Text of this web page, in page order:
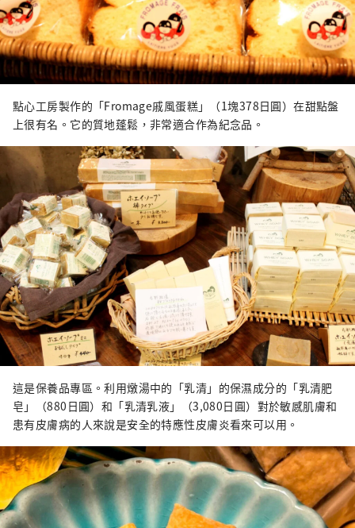
點心工房製作的「Fromage戚風蛋糕」（1塊378日圓）在甜點盤
上很有名。它的質地蓬鬆，非常適合作為紀念品。
這是保養品專區。利用燉湯中的「乳清」的保濕成分的「乳清肥
皂」（880日圓）和「乳清乳液」（3,080日圓）對於敏感肌膚和
患有皮膚病的人來說是安全的特應性皮膚炎看來可以用。